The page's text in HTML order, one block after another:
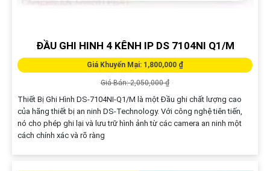
ĐẦU GHI HINH 4 KÊNH IP DS 7104NI Q1/M
Giá Khuyến Mại: 1,800,000 ₫
Giá Bán: 2,050,000 ₫
Thiết Bị Ghi Hình DS-7104NI-Q1/M là một Đầu ghi chất lượng cao
của hãng thiết bị an ninh DS-Technology. Với công nghệ tiên tiến,
nó cho phép ghi lại và lưu trữ hình ảnh từ các camera an ninh một
cách chính xác và rõ ràng